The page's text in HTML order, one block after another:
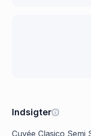
Indsigter
Cuvée Clasico